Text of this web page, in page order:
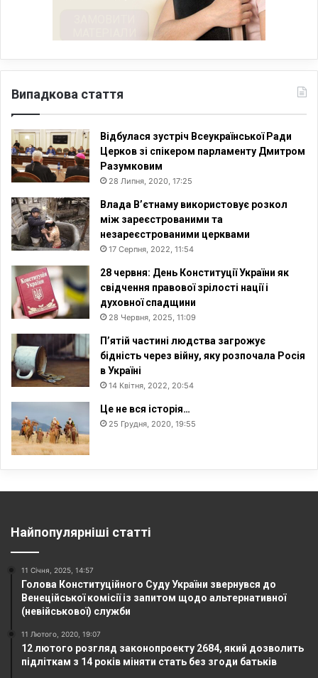
Випадкова стаття
Відбулася зустріч Всеукраїнської Ради
Церков зі спікером парламенту Дмитром
Разумковим
28 Липня, 2020, 17:25
Влада В’єтнаму використовує розкол
між зареєстрованими та
незареєстрованими церквами
17 Серпня, 2022, 11:54
28 червня: День Конституції України як
свідчення правової зрілості нації і
духовної спадщини
28 Червня, 2025, 11:09
П’ятій частині людства загрожує
бідність через війну, яку розпочала Росія
в Україні
14 Квітня, 2022, 20:54
Це не вся історія…
25 Грудня, 2020, 19:55
Найпопулярніші статті
11 Січня, 2025, 14:57
Голова Конституційного Суду України звернувся до
Венеційської комісії із запитом щодо альтернативної
(невійськової) служби
11 Лютого, 2020, 19:07
12 лютого розгляд законопроекту 2684, який дозволить
підліткам з 14 років міняти стать без згоди батьків